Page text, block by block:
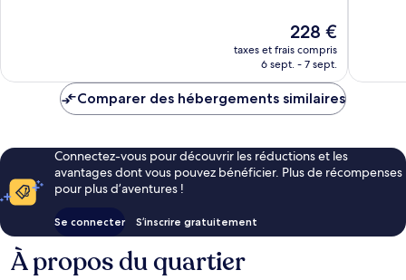
Le
nouveau
prix
de
228 €
taxes et frais compris
6 sept. - 7 sept.
Comparer des hébergements similaires
Connectez-vous pour découvrir les réductions et les
avantages dont vous pouvez bénéficier. Plus de récompenses
pour plus d’aventures !
Se connecter S’inscrire gratuitement
À propos du quartier